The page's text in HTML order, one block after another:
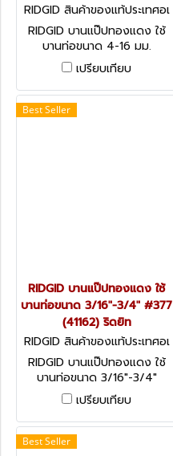
RIDGID สินค้าของแท้ประเทศอเ
มริกา 50257
RIDGID บานแป๊ปทองแดง ใช้
บานท่อขนาด 4-16 มม.
#458MM (50257) ริดยิท
เปรียบเทียบ
Best Seller
RIDGID บานแป๊ปทองแดง ใช้
บานท่อขนาด 3/16"-3/4" #377
(41162) ริดยิท
RIDGID สินค้าของแท้ประเทศอเ
มริกา 41162
RIDGID บานแป๊ปทองแดง ใช้
บานท่อขนาด 3/16"-3/4"
#377 (41162) ริดยิท
เปรียบเทียบ
Best Seller